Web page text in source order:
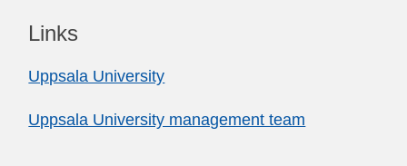
Links
Uppsala University
Uppsala University management team